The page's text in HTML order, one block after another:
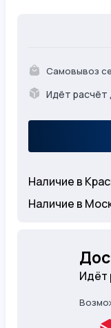
Самовывоз
Идёт расчёт
Наличие в
Наличие в
Идёт